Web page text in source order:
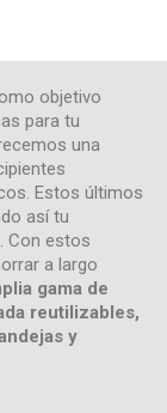
objetivo
para tu
una
Estos últimos
así tu
Con estos
a largo
gama de
reutilizables,
y